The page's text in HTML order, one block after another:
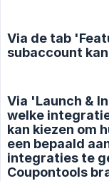
Via de tab
subaccount
Via 'Launch &
welke
kan kiezen om
een bepaald
integraties te
Coupontools